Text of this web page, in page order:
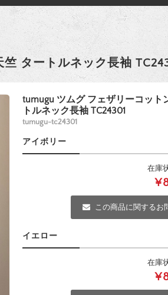
タートルネック長袖
tumugu ツムグ フェザリーコット
トルネック長袖 TC24301
tumugu-tc24301
アイボリー
在庫
この商品に関するお
イエロー
在庫